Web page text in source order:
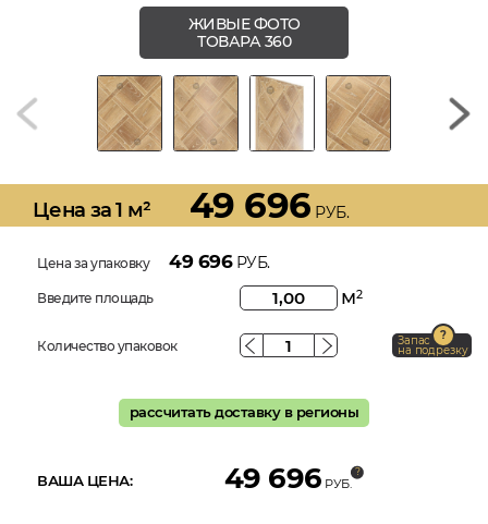
ЖИВЫЕ ФОТО
ТОВАРА 360
Цена за 1 м² 49 696 РУБ.
Цена за упаковку 49 696РУБ.
Введите площадь м2
Количество упаковок Запас
на подрезку
рассчитать доставку в регионы
ВАША ЦЕНА: 49 696 РУБ.